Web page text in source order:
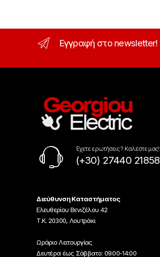
Εγγραφή στο newsletter!
Έχετε ερωτήσεις ? Καλέστε μας!
(+30) 27440 21858
Διεύθυνση Καταστήματος
Ελευθερίου Βενιζέλου 42
Τ.Κ. 20300, Λουτράκι
Ωράριο Λειτουργίας
Δευτέρα έως Σάββατο: 09:00-14:00